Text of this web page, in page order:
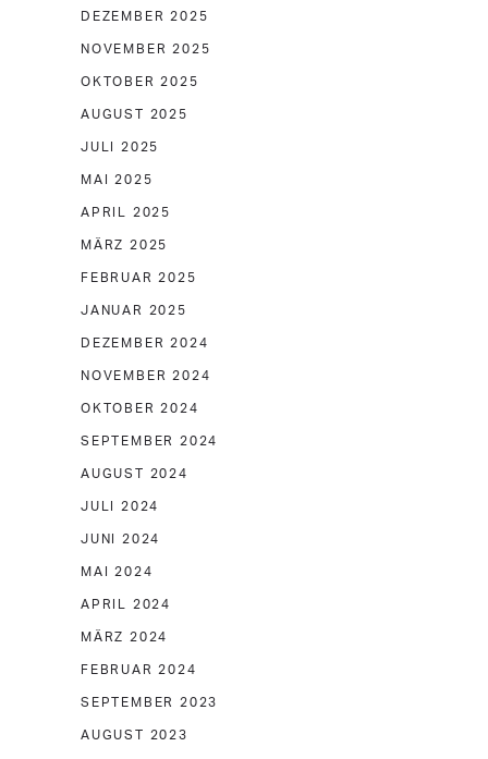
DEZEMBER 2025
NOVEMBER 2025
OKTOBER 2025
AUGUST 2025
JULI 2025
MAI 2025
APRIL 2025
MÄRZ 2025
FEBRUAR 2025
JANUAR 2025
DEZEMBER 2024
NOVEMBER 2024
OKTOBER 2024
SEPTEMBER 2024
AUGUST 2024
JULI 2024
JUNI 2024
MAI 2024
APRIL 2024
MÄRZ 2024
FEBRUAR 2024
SEPTEMBER 2023
AUGUST 2023